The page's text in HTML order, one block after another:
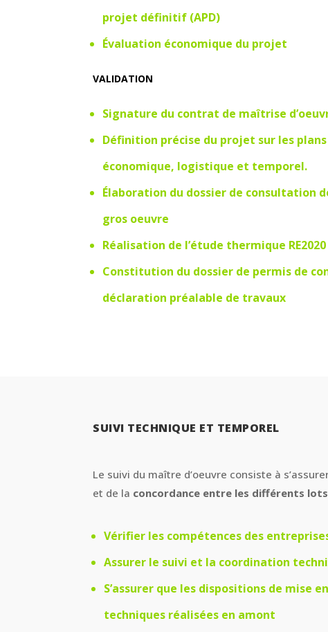
projet définitif (APD)
Évaluation économique du projet
VALIDATION
Signature du contrat de maîtrise
Définition précise du projet sur les
économique, logistique et temporel.
Élaboration du dossier de consultation
gros oeuvre
Réalisation de l’étude thermique RE2020
Constitution du dossier de permis de
déclaration préalable de travaux
SUIVI TECHNIQUE ET TEMPOREL
Le suivi du maître d’oeuvre consiste à
et de la concordance entre les différents lots
Vérifier les compétences des
Assurer le suivi et la coordination
S’assurer que les dispositions de mise
techniques réalisées en amont